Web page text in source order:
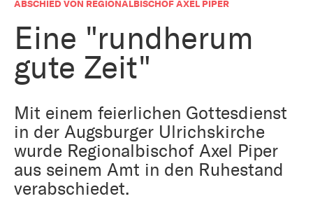
ABSCHIED VON REGIONALBISCHOF AXEL PIPER
Eine "rundherum
gute Zeit"
Mit einem feierlichen Gottesdienst
in der Augsburger Ulrichskirche
wurde Regionalbischof Axel Piper
aus seinem Amt in den Ruhestand
verabschiedet.
Kirche und Geld
Reformprozess PUK
Arbeiten bei der Kirche
Kirchenjahr
Ökumene
Religion in der Schule
Kunst
Aktiv gegen Missbrauch
Bildung und Gesellschaft
Tourismus
Weltanschauungsfragen